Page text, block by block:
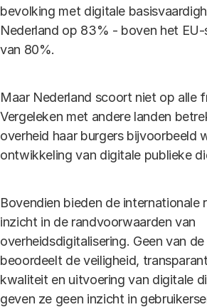
bevolking met digitale
Nederland op 83% - boven het
van 80%.
Maar Nederland scoort niet op alle
Vergeleken met andere landen
overheid haar burgers bijvoorbeeld
ontwikkeling van digitale publieke
Bovendien bieden de internationale
inzicht in de randvoorwaarden van
overheidsdigitalisering. Geen van
beoordeelt de veiligheid,
kwaliteit en uitvoering van digitale
geven ze geen inzicht in